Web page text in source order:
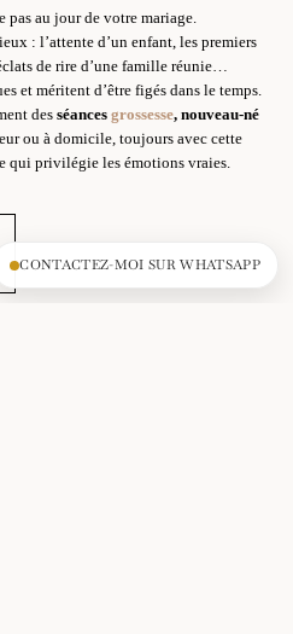
pas au jour de votre mariage.
: l’attente d’un enfant, les premiers
de rire d’une famille réunie…
et méritent d’être figés dans le temps.
des séances grossesse, nouveau-né
ou à domicile, toujours avec cette
qui privilégie les émotions vraies.
CONTACTEZ-MOI SUR WHATSAPP